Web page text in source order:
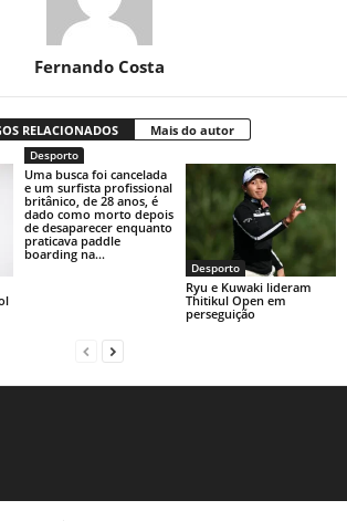
Fernando Costa
RELACIONADOS Mais do autor
Desporto
Uma busca foi cancelada
e um surfista profissional
britânico, de 28 anos, é
dado como morto depois
de desaparecer enquanto
praticava paddle
boarding na...
Desporto
Ryu e Kuwaki lideram
Thitikul Open em
perseguição